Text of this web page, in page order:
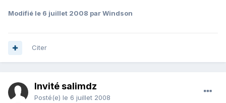
Modifié le 6 juillet 2008 par Windson
Citer
Invité salimdz
Posté(e) le 6 juillet 2008